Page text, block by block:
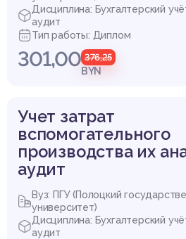
Дисциплина: Бухгалтерский
аудит
Тип работы: Диплом
301,00 376,25
BYN
Учет затрат
вспомогательного
производства их
аудит
Вуз: ПГУ (Полоцкий
университет)
Дисциплина: Бухгалтерский
аудит